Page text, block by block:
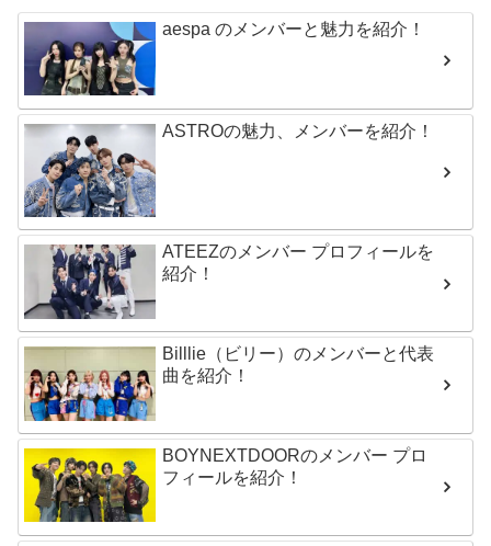
aespa のメンバーと魅力を紹介！
ASTROの魅力、メンバーを紹介！
ATEEZのメンバー プロフィールを
紹介！
Billlie（ビリー）のメンバーと代表
曲を紹介！
BOYNEXTDOORのメンバー プロ
フィールを紹介！